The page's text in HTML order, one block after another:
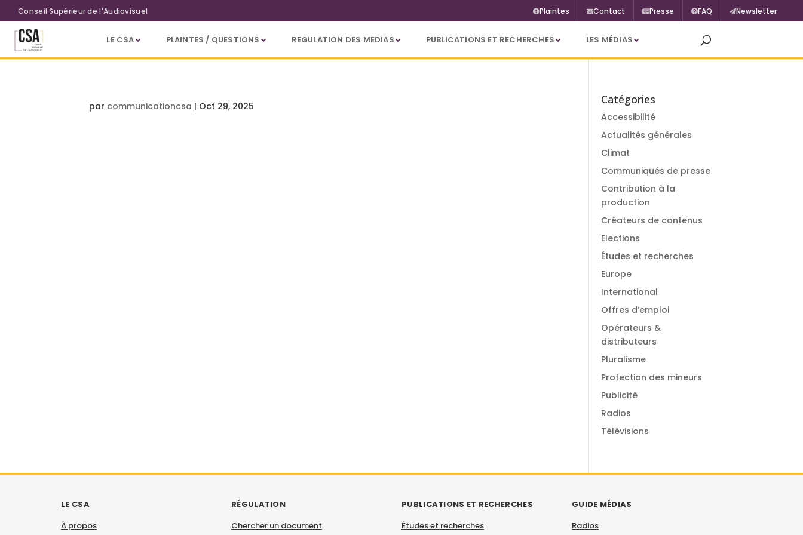
Aller au contenu principal
Conseil Supérieur de l'Audiovisuel Plaintes Contact Presse FAQ Newsletter
LE CSA PLAINTES / QUESTIONS REGULATION DES MEDIAS PUBLICATIONS ET RECHERCHES LES MÉDIAS
par communicationcsa | Oct 29, 2025 Catégories
Accessibilité
Actualités générales
Climat
Communiqués de presse
Contribution à la
production
Créateurs de contenus
Elections
Études et recherches
Europe
International
Offres d’emploi
Opérateurs &
distributeurs
Pluralisme
Protection des mineurs
Publicité
Radios
Télévisions
LE CSA
À propos
RÉGULATION
Chercher un document
PUBLICATIONS ET RECHERCHES
Études et recherches
GUIDE MÉDIAS
Radios